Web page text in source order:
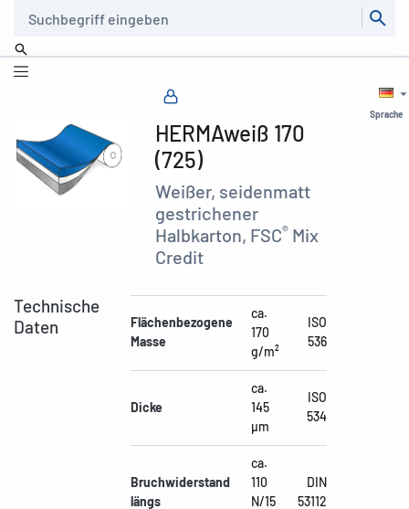
Sprache
HERMAweiß 170
(725)
Weißer, seidenmatt
gestrichener
Halbkarton, FSC® Mix
Credit
Technische
Daten
Flächenbezogene
Masse
ca.
170
g/m²
ISO
536
Dicke
ca.
145
µm
ISO
534
Bruchwiderstand
längs
ca.
110
N/15
DIN
53112